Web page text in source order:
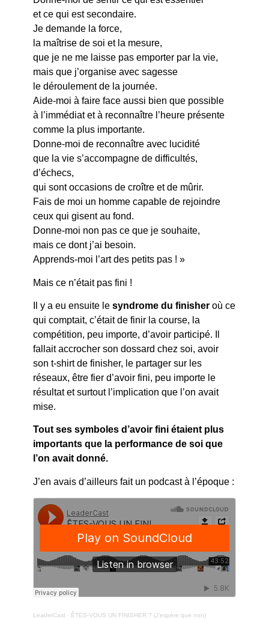
et ce qui est secondaire.
Je demande la force,
la maîtrise de soi et la mesure,
que je ne me laisse pas emporter par la vie,
mais que j’organise avec sagesse
le déroulement de la journée.
Aide-moi à faire face aussi bien que possible
à l’immédiat et à reconnaître l’heure présente
comme la plus importante.
Donne-moi de reconnaître avec lucidité
que la vie s’accompagne de difficultés,
d’échecs,
qui sont occasions de croître et de mûrir.
Fais de moi un homme capable de rejoindre
ceux qui gisent au fond.
Donne-moi non pas ce que je souhaite,
mais ce dont j’ai besoin.
Apprends-moi l’art des petits pas ! »
Mais ce n’était pas fini !
Il y a eu ensuite le syndrome du finisheroù ce
qui comptait, c’était de finir la course, la
compétition, peu importe, d’avoir participé. Il
fallait accrocher son dossard chez soi, avoir
son t-shirt de finisher, le partager sur les
réseaux, être fier d’avoir fini, peu importe le
résultat et surtout l’implication que l’on avait
mise.
Tout ses symboles d’avoir fini étaient plus
importants que la performance de soi que
l’on avait donné.
J’en avais d’ailleurs fait un podcast à l’époque :
LeaderCast · ÊTES-VOUS UN FINISHER ? (J’espère que non)